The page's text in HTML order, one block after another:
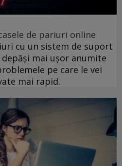
de pariuri online
cu un sistem de suport
mai ușor anumite
pe care le vei
mai rapid.